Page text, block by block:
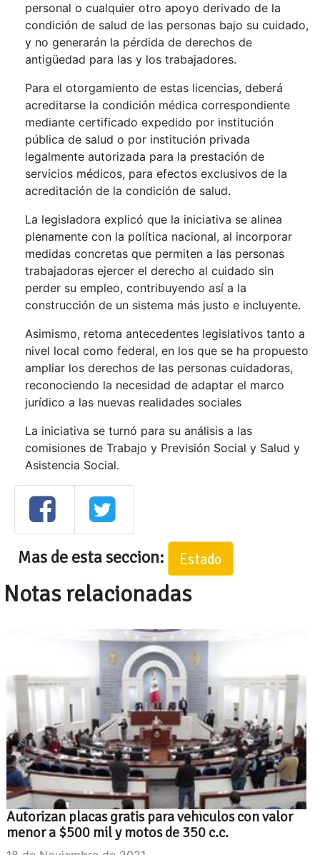
personal o cualquier otro apoyo derivado de la
condición de salud de las personas bajo su cuidado,
y no generarán la pérdida de derechos de
antigüedad para las y los trabajadores.
Para el otorgamiento de estas licencias, deberá
acreditarse la condición médica correspondiente
mediante certificado expedido por institución
pública de salud o por institución privada
legalmente autorizada para la prestación de
servicios médicos, para efectos exclusivos de la
acreditación de la condición de salud.
La legisladora explicó que la iniciativa se alinea
plenamente con la política nacional, al incorporar
medidas concretas que permiten a las personas
trabajadoras ejercer el derecho al cuidado sin
perder su empleo, contribuyendo así a la
construcción de un sistema más justo e incluyente.
Asimismo, retoma antecedentes legislativos tanto a
nivel local como federal, en los que se ha propuesto
ampliar los derechos de las personas cuidadoras,
reconociendo la necesidad de adaptar el marco
jurídico a las nuevas realidades sociales
La iniciativa se turnó para su análisis a las
comisiones de Trabajo y Previsión Social y Salud y
Asistencia Social.
Mas de esta seccion: Estado
Notas relacionadas
Autorizan placas gratis para vehìculos con valor
menor a $500 mil y motos de 350 c.c.